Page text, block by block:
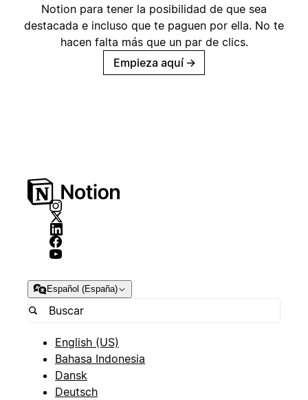
Notion para tener la posibilidad de que sea
destacada e incluso que te paguen por ella. No te
hacen falta más que un par de clics.
Empieza aquí →
Español (España)
English (US)
Bahasa Indonesia
Dansk
Deutsch